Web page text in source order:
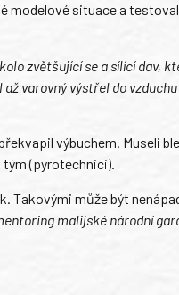
situace a
zvětšující se a sílící dav,
varovný výstřel do
výbuchem. Museli
tým (pyrotechnici).
Takovými může být
malijské národní